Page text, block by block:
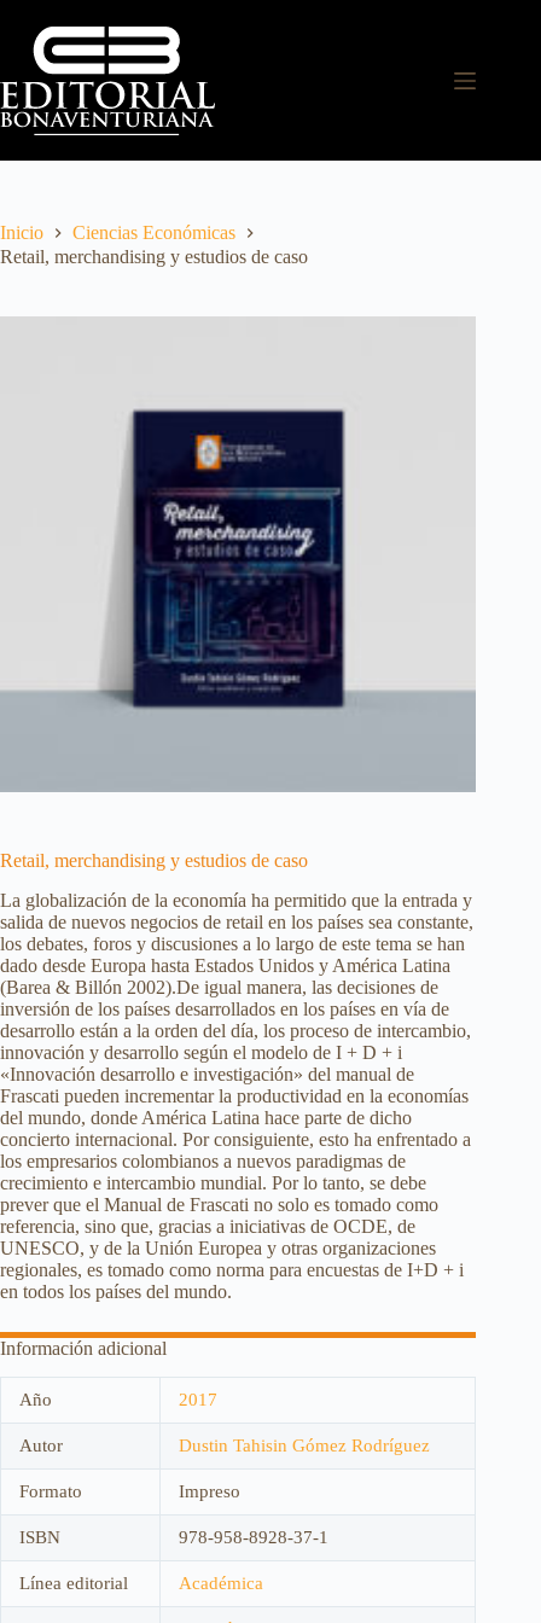
Inicio
Ciencias Económicas
Retail, merchandising y estudios de caso
Retail, merchandising y estudios de caso
La globalización de la economía ha permitido que la entrada y
salida de nuevos negocios de retail en los países sea constante,
los debates, foros y discusiones a lo largo de este tema se han
dado desde Europa hasta Estados Unidos y América Latina
(Barea & Billón 2002).De igual manera, las decisiones de
inversión de los países desarrollados en los países en vía de
desarrollo están a la orden del día, los proceso de intercambio,
innovación y desarrollo según el modelo de I + D + i
«Innovación desarrollo e investigación» del manual de
Frascati pueden incrementar la productividad en la economías
del mundo, donde América Latina hace parte de dicho
concierto internacional. Por consiguiente, esto ha enfrentado a
los empresarios colombianos a nuevos paradigmas de
crecimiento e intercambio mundial. Por lo tanto, se debe
prever que el Manual de Frascati no solo es tomado como
referencia, sino que, gracias a iniciativas de OCDE, de
UNESCO, y de la Unión Europea y otras organizaciones
regionales, es tomado como norma para encuestas de I+D + i
en todos los países del mundo.
Información adicional
Año 2017
Autor Dustin Tahisin Gómez Rodríguez
Formato Impreso
ISBN 978-958-8928-37-1
Línea editorial Académica